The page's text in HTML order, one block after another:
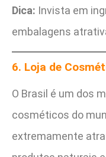
Dica: Invista em
embalagens
6. Loja de
O Brasil é um dos
cosméticos do
extremamente